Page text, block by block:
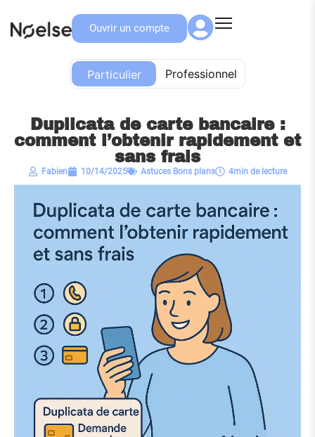
Ouvrir un compte
Particulier Professionnel
Particulier
Duplicata de carte bancaire :
comment l’obtenir rapidement et
sans frais
Fabien 10/14/2025 Astuces Bons plans 4min de lecture